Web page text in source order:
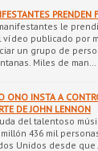
PRENDEN
le
vídeo publicado por
un grupo de
Miles de man…
ONO INSTA A
DE JOHN LENNON
del talentoso
436 mil
Unidos desde